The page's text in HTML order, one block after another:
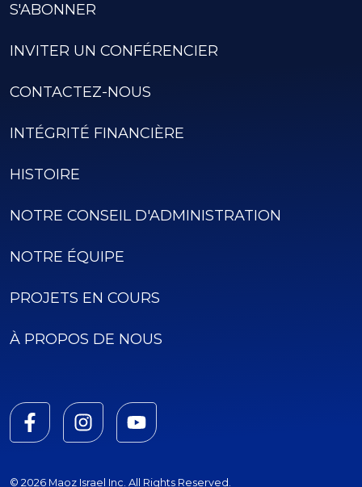
S'ABONNER
INVITER UN CONFÉRENCIER
CONTACTEZ-NOUS
INTÉGRITÉ FINANCIÈRE
HISTOIRE
NOTRE CONSEIL D'ADMINISTRATION
NOTRE ÉQUIPE
PROJETS EN COURS
À PROPOS DE NOUS
© 2026 Maoz Israel Inc. All Rights Reserved.